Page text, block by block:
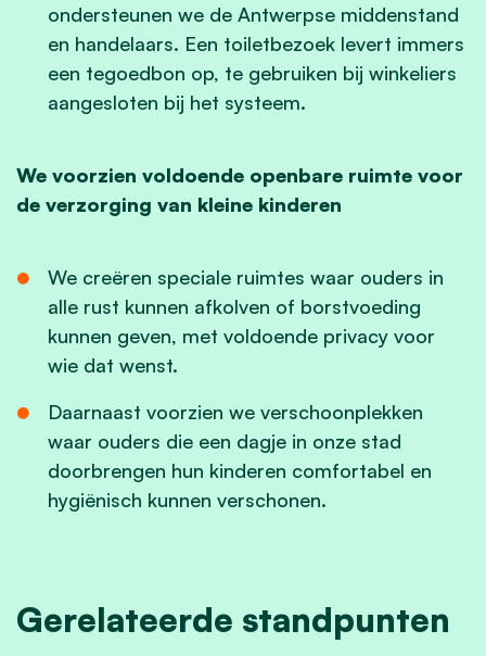
ondersteunen we de Antwerpse middenstand
en handelaars. Een toiletbezoek levert immers
een tegoedbon op, te gebruiken bij winkeliers
aangesloten bij het systeem.
We voorzien voldoende openbare ruimte voor
de verzorging van kleine kinderen
We creëren speciale ruimtes waar ouders in
alle rust kunnen afkolven of borstvoeding
kunnen geven, met voldoende privacy voor
wie dat wenst.
Daarnaast voorzien we verschoonplekken
waar ouders die een dagje in onze stad
doorbrengen hun kinderen comfortabel en
hygiënisch kunnen verschonen.
Gerelateerde standpunten